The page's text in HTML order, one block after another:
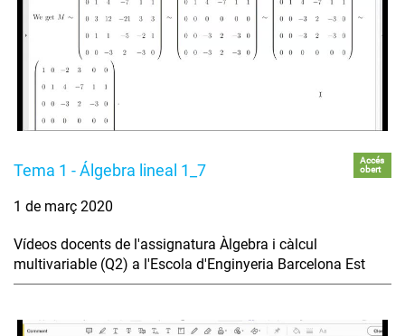
Tema 1 - Álgebra lineal 1_7
Accés
obert
1 de març 2020
Vídeos docents de l'assignatura Àlgebra i càlcul
multivariable (Q2) a l'Escola d'Enginyeria Barcelona Est